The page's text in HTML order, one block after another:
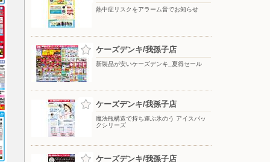
熱中症リスクをアラーム音でお知らせ
ケーズデンキ/我孫子店
新製品が安いケーズデンキ_夏得セール
ケーズデンキ/我孫子店
魔法瓶構造で持ち運ぶ氷のう アイスパッ
クシリーズ
ケーズデンキ/我孫子店